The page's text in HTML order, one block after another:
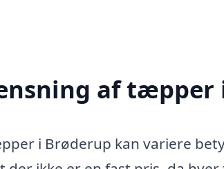
af tæpper
i Brøderup kan variere